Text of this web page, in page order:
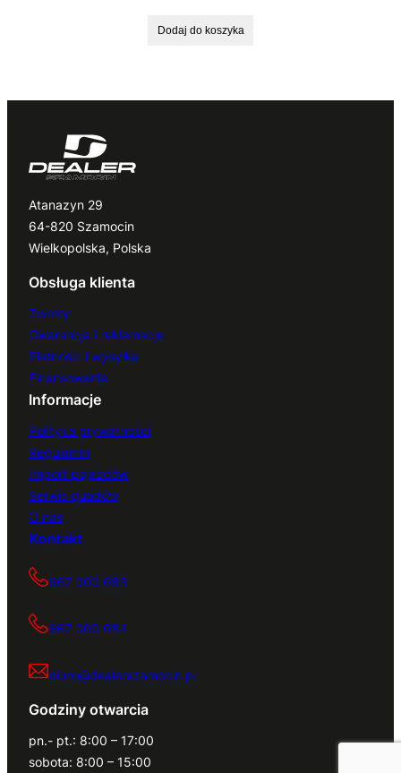
Dodaj do koszyka
Atanazyn 29
64-820 Szamocin
Wielkopolska, Polska
Obsługa klienta
Zwroty
Gwarancja i reklamacje
Płatności i wysyłka
Finansowanie
Informacje
Polityka prywatności
Regulamin
Import pojazdów
Serwis quadów
O nas
Kontakt
667 000 083
667 000 084
biuro@dealerszamocin.pl
Godziny otwarcia
pn.- pt.: 8:00 – 17:00
sobota: 8:00 – 15:00